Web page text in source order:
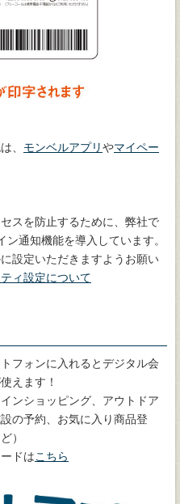
、 モンベルアプリやマイペー
スを防止するために、弊社で
通知機能を導入しています。
設定いただきますようお願い
ィ設定について
フォンに入れるとデジタル会
えます！
ンショッピング、アウトドア
の予約、お気に入り商品登
）
ドはこちら